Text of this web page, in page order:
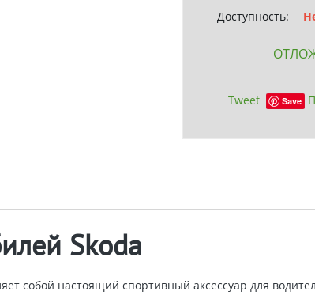
Доступность:
Tweet Save
Skoda
собой настоящий спортивный аксессуар для